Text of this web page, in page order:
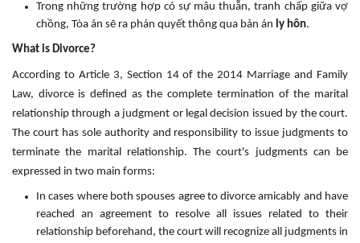
Trong những trường hợp có sự mâu thuẫn, tranh chấp giữa vợ
chồng, Tòa án sẽ ra phán quyết thông qua bản án ly hôn.
What is Divorce?
According to Article 3, Section 14 of the 2014 Marriage and Family
Law, divorce is defined as the complete termination of the marital
relationship through a judgment or legal decision issued by the court.
The court has sole authority and responsibility to issue judgments to
terminate the marital relationship. The court's judgments can be
expressed in two main forms:
In cases where both spouses agree to divorce amicably and have
reached an agreement to resolve all issues related to their
relationship beforehand, the court will recognize all judgments in